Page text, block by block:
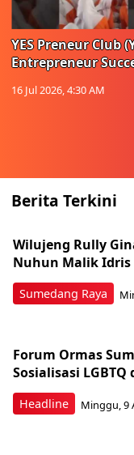
YES Preneur Club
Entrepreneur
16 Jul 2026, 4:30 AM
Berita Terkini
Sumedang Raya
Wilujeng Rully
Nuhun Malik Idris
Headline
Forum Ormas
Sosialisasi
Minggu, 9